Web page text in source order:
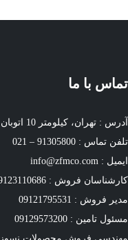
تماس با ما
آدرس : تهران، کیلومتر 10 اتوبان خاوران، نبش طوس 13، پلاک 4
تلفن تماس : 91305800 – 021
ایمیل : info@zfmco.com
کارشناسان فروش : 09123110686 – 09129573500
مدیر فروش : 09121795531
مسئول تامین : 09129573200